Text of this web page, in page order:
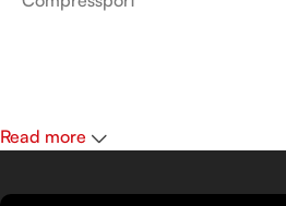
Read more